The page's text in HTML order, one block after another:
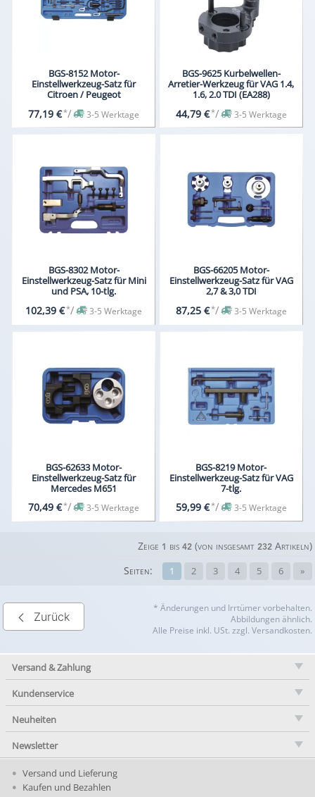
BGS-8152 Motor-
Einstellwerkzeug-Satz für
Citroen / Peugeot
77,19 €*/ 3-5 Werktage
BGS-9625 Kurbelwellen-
Arretier-Werkzeug für VAG 1.4,
1.6, 2.0 TDI (EA288)
44,79 €*/ 3-5 Werktage
BGS-8302 Motor-
Einstellwerkzeug-Satz für Mini
und PSA, 10-tlg.
102,39 €*/ 3-5 Werktage
BGS-66205 Motor-
Einstellwerkzeug-Satz für VAG
2,7 & 3,0 TDI
87,25 €*/ 3-5 Werktage
BGS-62633 Motor-
Einstellwerkzeug-Satz für
Mercedes M651
70,49 €*/ 3-5 Werktage
BGS-8219 Motor-
Einstellwerkzeug-Satz für VAG
7-tlg.
59,99 €*/ 3-5 Werktage
Zeige 1 bis 42(von insgesamt 232Artikeln)
1 2 3 4 5 6 »
Seiten:
Zurück
* Änderungen und Irrtümer vorbehalten.
Abbildungen ähnlich.
Alle Preise inkl. USt. zzgl. Versandkosten.
Versand & Zahlung
Kundenservice
Neuheiten
Newsletter
Versand und Lieferung
Kaufen und Bezahlen